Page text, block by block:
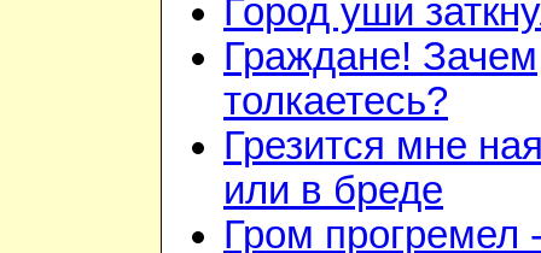
Город уши
Граждане! Зачем
толкаетесь?
Грезится мне
или в бреде
Гром прогремел